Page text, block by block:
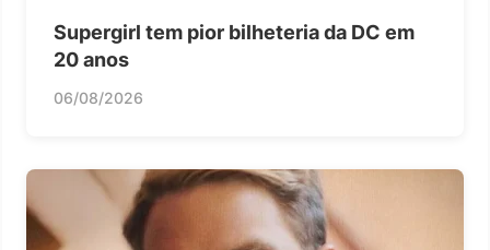
Supergirl tem pior bilheteria da DC em
20 anos
06/08/2026